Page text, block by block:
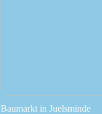
Baumarkt in Juelsminde